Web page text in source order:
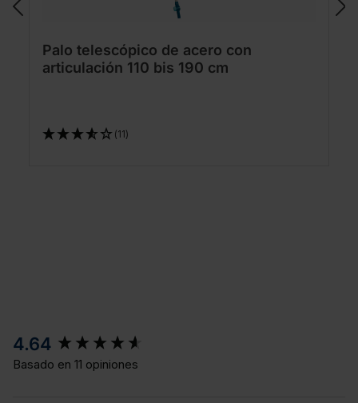
Palo telescópico de acero con
articulación 110 bis 190 cm
(11)
4.64
Basado en 11 opiniones
New content loaded